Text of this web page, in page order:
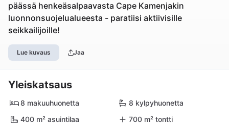
päässä henkeäsalpaavasta Cape Kamenjakin
luonnonsuojelualueesta - paratiisi aktiivisille
seikkailijoille!
Lue kuvaus Jaa
Yleiskatsaus
8 makuuhuonetta
8 kylpyhuonetta
400 m² asuintilaa
700 m² tontti